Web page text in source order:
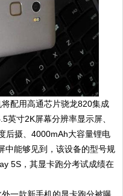
配用高通芯片骁龙820集成
英寸2K屏幕分辨率显示屏、
后摄、4000mAh大容量锂电
中能够见到，该设备的型号规
5S，其显卡跑分考试成绩在